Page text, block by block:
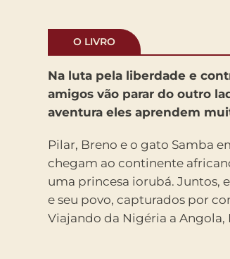
O LIVRO
Na luta pela liberdade e
amigos vão parar do outro
aventura eles aprendem
Pilar, Breno e o gato Samba
chegam ao continente
uma princesa iorubá. Juntos,
e seu povo, capturados por
Viajando da Nigéria a Angola,